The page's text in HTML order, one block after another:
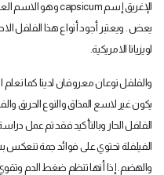
الإغريق إسم capsicumوهو الاسم
يعض . ويعتبر أجود أنواع هذا الفلفل
لويزيانا الامريكية.
والفلفل نوعان معروفان لدينا كما نعلم
يكون غير لاسع المذاق والنوع الحريق
الفلفل الحار وبالتأكيد فقد تم عمل
الفيلفلة تحتوي على فوائد جمة
والهضم. إذا أنها تنظم ضغط الدم